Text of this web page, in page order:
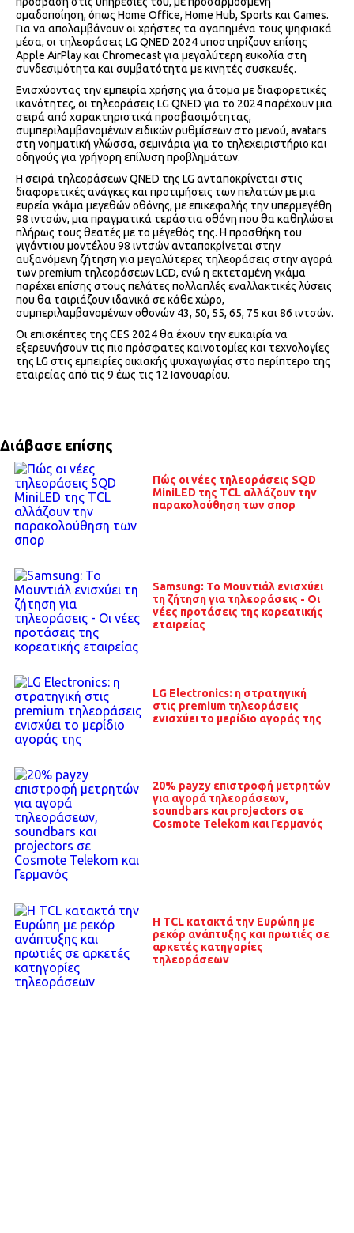
ομαδοποίηση, όπως Home Office, Home Hub, Sports και Games.
Για να απολαμβάνουν οι χρήστες τα αγαπημένα τους ψηφιακά
μέσα, οι τηλεοράσεις LG QNED 2024 υποστηρίζουν επίσης
Apple AirPlay και Chromecast για μεγαλύτερη ευκολία στη
συνδεσιμότητα και συμβατότητα με κινητές συσκευές.
Ενισχύοντας την εμπειρία χρήσης για άτομα με διαφορετικές
ικανότητες, οι τηλεοράσεις LG QNED για το 2024 παρέχουν μια
σειρά από χαρακτηριστικά προσβασιμότητας,
συμπεριλαμβανομένων ειδικών ρυθμίσεων στο μενού, avatars
στη νοηματική γλώσσα, σεμινάρια για το τηλεχειριστήριο και
οδηγούς για γρήγορη επίλυση προβλημάτων.
Η σειρά τηλεοράσεων QNED της LG ανταποκρίνεται στις
διαφορετικές ανάγκες και προτιμήσεις των πελατών με μια
ευρεία γκάμα μεγεθών οθόνης, με επικεφαλής την υπερμεγέθη
98 ιντσών, μια πραγματικά τεράστια οθόνη που θα καθηλώσει
πλήρως τους θεατές με το μέγεθός της. Η προσθήκη του
γιγάντιου μοντέλου 98 ιντσών ανταποκρίνεται στην
αυξανόμενη ζήτηση για μεγαλύτερες τηλεοράσεις στην αγορά
των premium τηλεοράσεων LCD, ενώ η εκτεταμένη γκάμα
παρέχει επίσης στους πελάτες πολλαπλές εναλλακτικές λύσεις
που θα ταιριάζουν ιδανικά σε κάθε χώρο,
συμπεριλαμβανομένων οθονών 43, 50, 55, 65, 75 και 86 ιντσών.
Οι επισκέπτες της CES 2024 θα έχουν την ευκαιρία να
εξερευνήσουν τις πιο πρόσφατες καινοτομίες και τεχνολογίες
της LG στις εμπειρίες οικιακής ψυχαγωγίας στο περίπτερο της
εταιρείας από τις 9 έως τις 12 Ιανουαρίου.
Διάβασε επίσης
Πώς οι νέες τηλεοράσεις SQD
MiniLED της TCL αλλάζουν την
παρακολούθηση των σπορ
Samsung: Το Μουντιάλ ενισχύει
τη ζήτηση για τηλεοράσεις - Οι
νέες προτάσεις της κορεατικής
εταιρείας
LG Electronics: η στρατηγική
στις premium τηλεοράσεις
ενισχύει το μερίδιο αγοράς της
20% payzy επιστροφή μετρητών
για αγορά τηλεοράσεων,
soundbars και projectors σε
Cosmote Telekom και Γερμανός
Η TCL κατακτά την Ευρώπη με
ρεκόρ ανάπτυξης και πρωτιές σε
αρκετές κατηγορίες
τηλεοράσεων